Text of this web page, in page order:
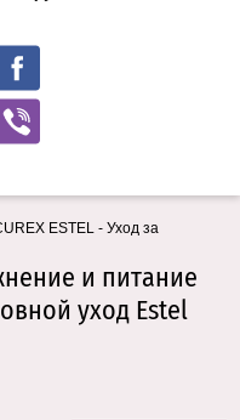
ESTEL - Уход за
и питание
уход Estel